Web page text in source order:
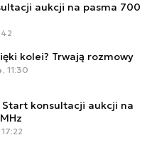
aukcji na pasma 700
kolei? Trwają rozmowy
11:30
Start konsultacji aukcji na